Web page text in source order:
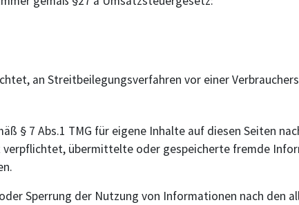
an Streitbeilegungsverfahren vor einer
§ 7 Abs.1 TMG für eigene Inhalte auf diesen Seiten
übermittelte oder gespeicherte fremde
Sperrung der Nutzung von Informationen nach den